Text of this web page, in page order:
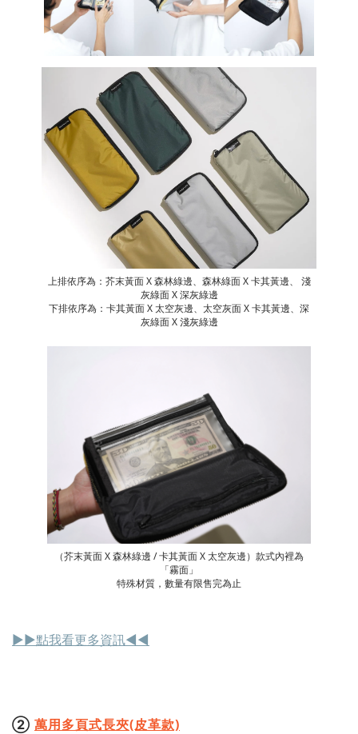
上排依序為：芥末黃面 X 森林綠邊、森林綠面 X 卡其黃邊、 淺
灰綠面 X 深灰綠邊
下排依序為：卡其黃面 X 太空灰邊、太空灰面 X 卡其黃邊、深
灰綠面 X 淺灰綠邊
（芥末黃面 X 森林綠邊 / 卡其黃面 X 太空灰邊）款式內裡為
「霧面」
特殊材質，數量有限售完為止
▶︎▶︎點我看更多資訊◀︎◀︎
② 萬用多頁式長夾(皮革款)